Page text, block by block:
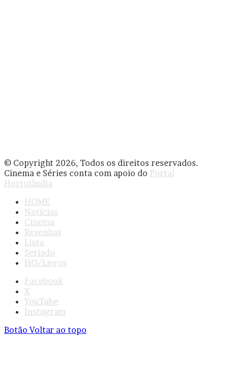
© Copyright 2026, Todos os direitos reservados.
Cinema e Séries conta com apoio do Portal
Hortolândia
HOME
Notícias
Cinema
Resenhas
Lista
Seriado
HQ/Livros
Facebook
X
YouTube
Instagram
Botão Voltar ao topo